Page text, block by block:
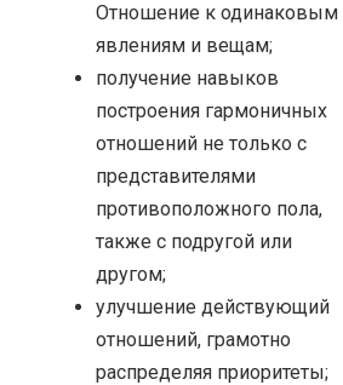
Отношение к одинаковым
явлениям и вещам;
получение навыков
построения гармоничных
отношений не только с
представителями
противоположного пола,
также с подругой или
другом;
улучшение действующий
отношений, грамотно
распределяя приоритеты;